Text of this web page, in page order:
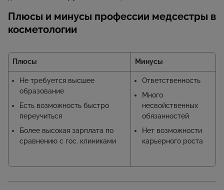
Плюсы и минусы профессии медсестры в
косметологии
Плюсы Минусы
Не требуется высшее
образование
Есть возможность быстро
переучиться
Более высокая зарплата по
сравнению с гос. клиниками
Ответственность
Много
несвойственных
обязанностей
Нет возможности
карьерного роста